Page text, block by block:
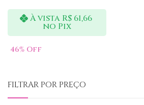
À vista R$ 61,66
no Pix
46% Off
FILTRAR POR PREÇO